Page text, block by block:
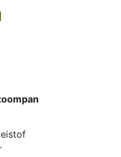
€155.00.
€105.00.